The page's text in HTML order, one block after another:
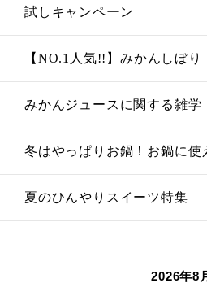
試しキャンペーン
【NO.1人気!!】みかんしぼり
みかんジュースに関する雑学
冬はやっぱりお鍋！お鍋に使
夏のひんやりスイーツ特集
2026年8